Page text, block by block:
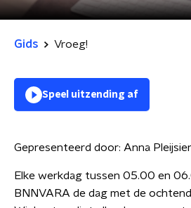
Gids Vroeg!
Speel uitzending af
Gepresenteerd door: Anna Pleijsier
Elke werkdag tussen 05.00 en
BNNVARA de dag met de